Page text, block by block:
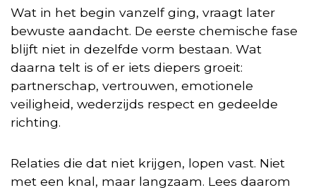
Wat in het begin vanzelf ging, vraagt later
bewuste aandacht. De eerste chemische fase
blijft niet in dezelfde vorm bestaan. Wat
daarna telt is of er iets diepers groeit:
partnerschap, vertrouwen, emotionele
veiligheid, wederzijds respect en gedeelde
richting.
Relaties die dat niet krijgen, lopen vast. Niet
met een knal, maar langzaam. Lees daarom